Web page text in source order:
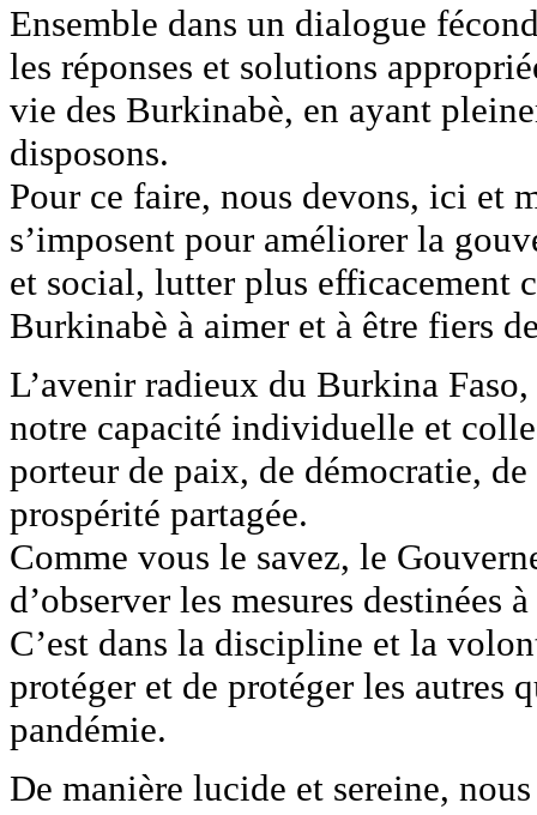
Ensemble dans un dialogue
les réponses et solutions
vie des Burkinabè, en ayant
disposons.
Pour ce faire, nous devons, ici et
s’imposent pour améliorer la
et social, lutter plus efficacement
Burkinabè à aimer et à être fiers
L’avenir radieux du Burkina
notre capacité individuelle et
porteur de paix, de démocratie,
prospérité partagée.
Comme vous le savez, le
d’observer les mesures
C’est dans la discipline et la
protéger et de protéger les autres
pandémie.
De manière lucide et sereine,